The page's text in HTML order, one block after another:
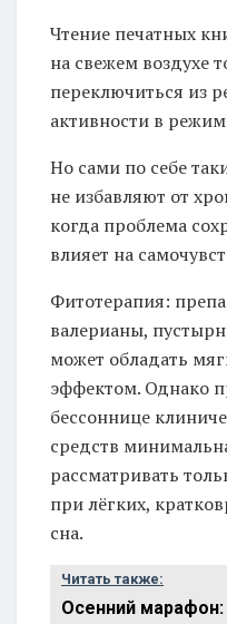
Чтение печатных
на свежем воздухе
переключиться из
активности в
Но сами по себе
не избавляют от
когда проблема
влияет на
Фитотерапия:
валерианы,
может обладать
эффектом. Однако
бессоннице
средств
рассматривать
при лёгких,
сна.
Читать также:
Осенний марафон: